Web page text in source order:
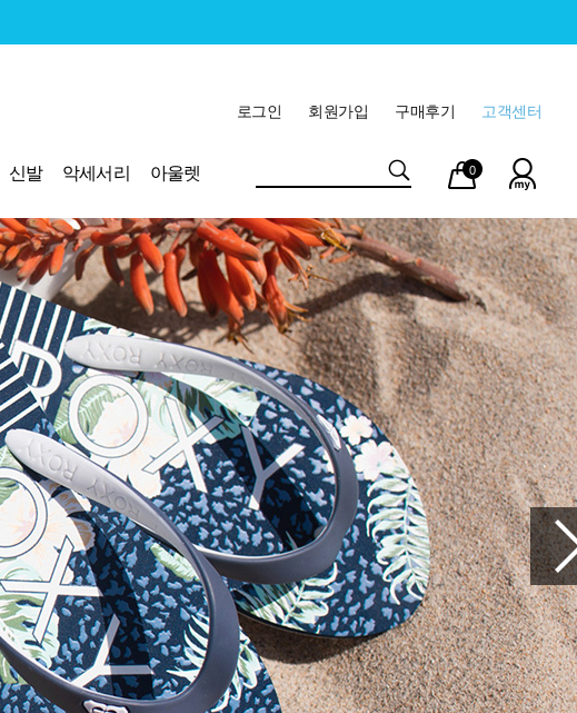
고객센터
구매후기
회원가입
로그인
신발 악세서리
아울렛
마이
페이
장바
구니
0